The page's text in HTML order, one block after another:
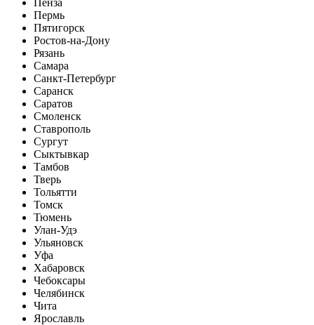
Пермь
Пятигорск
Ростов-на-Дону
Рязань
Самара
Санкт-Петербург
Саранск
Саратов
Смоленск
Ставрополь
Сургут
Сыктывкар
Тамбов
Тверь
Тольятти
Томск
Тюмень
Улан-Удэ
Ульяновск
Уфа
Хабаровск
Чебоксары
Челябинск
Чита
Ярославль